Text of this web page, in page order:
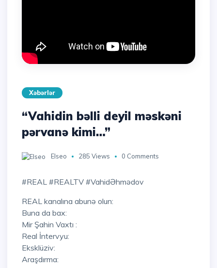
Xəbərlər
“Vahidin bəlli deyil məskəni
pərvanə kimi…”
Elseo 285 Views 0 Comments
#REAL #REALTV #VahidƏhmədov
REAL kanalına abunə olun:
Buna da bax:
Mir Şahin Vaxtı :
Real İntervyu:
Eksklüziv:
Araşdırma: